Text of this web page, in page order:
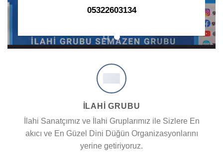
05322603134
İLAHİ GRUBU
İlahi Sanatçımız ve İlahi Gruplarımız ile Sizlere En
akıcı ve En Güzel Dini Düğün Organizasyonlarını
yerine getiriyoruz.